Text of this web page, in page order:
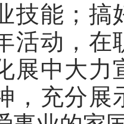
技能；搞
活动，在
展中大力
，充分展